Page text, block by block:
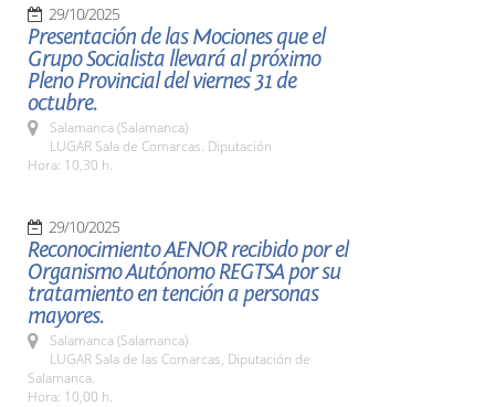
29/10/2025
Presentación de las Mociones que el
Grupo Socialista llevará al próximo
Pleno Provincial del viernes 31 de
octubre.
Salamanca (Salamanca)
LUGAR Sala de Comarcas. Diputación
Hora: 10,30 h.
29/10/2025
Reconocimiento AENOR recibido por el
Organismo Autónomo REGTSA por su
tratamiento en tención a personas
mayores.
Salamanca (Salamanca)
LUGAR Sala de las Comarcas, Diputación de
Salamanca.
Hora: 10,00 h.